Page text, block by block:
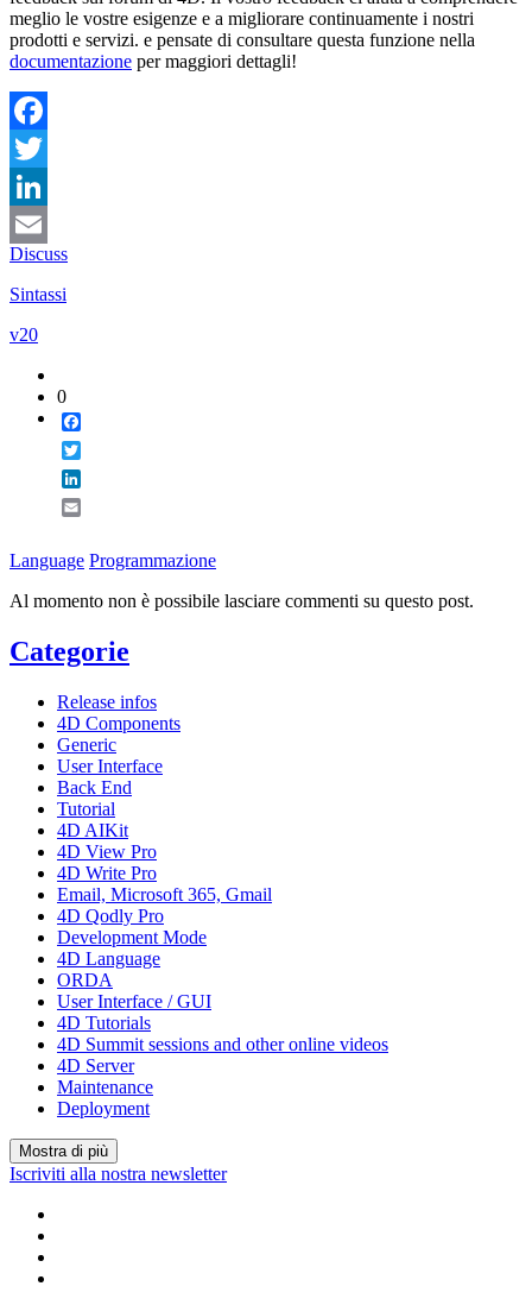
meglio le vostre esigenze e a migliorare continuamente i nostri
prodotti e servizi. e pensate di consultare questa funzione nella
documentazione per maggiori dettagli!
Facebook
Twitter
LinkedIn
Email
Discuss
Sintassi
v20
0
Language Programmazione
Al momento non è possibile lasciare commenti su questo post.
Categorie
Release infos
4D Components
Generic
User Interface
Back End
Tutorial
4D AIKit
4D View Pro
4D Write Pro
Email, Microsoft 365, Gmail
4D Qodly Pro
Development Mode
4D Language
ORDA
User Interface / GUI
4D Tutorials
4D Summit sessions and other online videos
4D Server
Maintenance
Deployment
Mostra di più
Iscriviti alla nostra newsletter